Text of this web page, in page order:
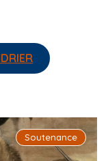
Soutenance